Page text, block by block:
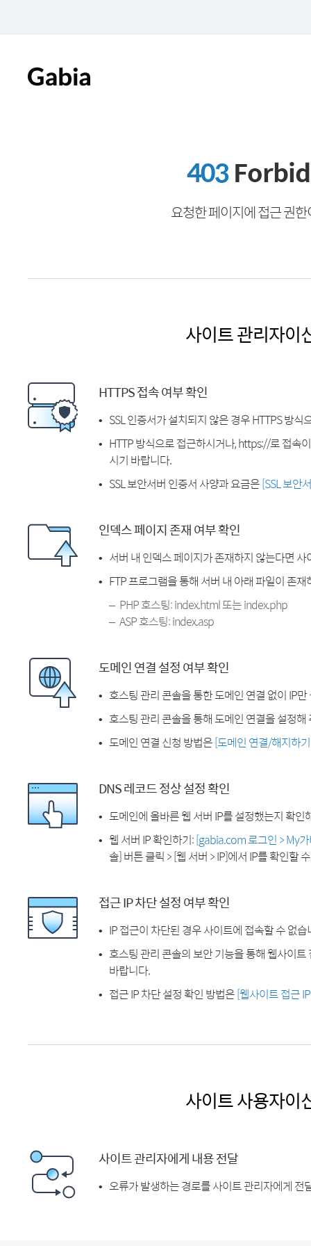
403
요청한 페이지에 접근 권
사이트 관리자이
HTTPS 접속 여부 확인
SSL 인증서가 설치되지 않은 경우 HTTPS 방식
HTTP 방식으로 접근하시거나, https://로 접속
시기 바랍니다.
SSL 보안서버 인증서 사양과 요금은[SSL 보안
인덱스 페이지 존재 여부 확인
서버 내 인덱스 페이지가 존재하지 않는다면
FTP 프로그램을 통해 서버 내 아래 파일이 존
PHP 호스팅: index.html 또는 index.php
ASP 호스팅: index.asp
도메인 연결 설정 여부 확인
호스팅 관리 콘솔을 통한 도메인 연결 없이 IP
호스팅 관리 콘솔을 통해 도메인 연결을 설정해
도메인 연결 신청 방법은[도메인 연결/해지하
DNS 레코드 정상 설정 확인
도메인에 올바른 웹 서버 IP를 설정했는지 확인
웹 서버 IP 확인하기:[gabia.com 로그인 > My
솔] 버튼 클릭 > [웹 서버 > IP]에서 IP를 확인할
접근 IP 차단 설정 여부 확인
IP 접근이 차단된 경우 사이트에 접속할 수 없습
호스팅 관리 콘솔의 보안 기능을 통해 웹사이
바랍니다.
접근 IP 차단 설정 확인 방법은[웹사이트 접근
사이트 사용자이
사이트 관리자에게 내용 전달
오류가 발생하는 경로를 사이트 관리자에게 전